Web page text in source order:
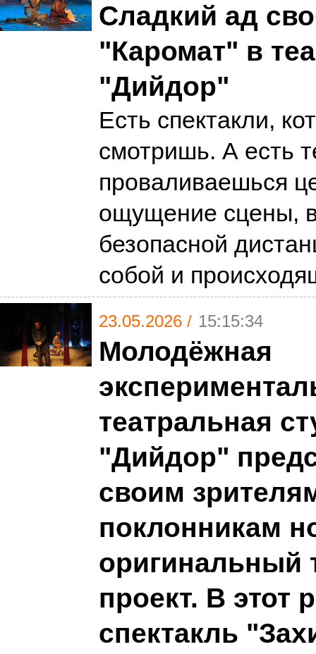
Сладкий ад
"Каромат" в
"Дийдор"
Есть спектакли,
смотришь. А есть
проваливаешься
ощущение сцены,
безопасной
собой и
23.05.2026 / 15:15:34
Молодёжная
театральная
"Дийдор"
своим
поклонникам
оригинальный
проект. В этот
спектакль